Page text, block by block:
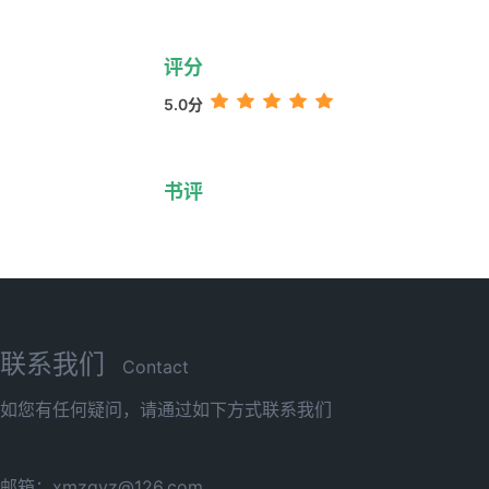
评分
5.0分
书评
联系我们
Contact
如您有任何疑问，请通过如下方式联系我们